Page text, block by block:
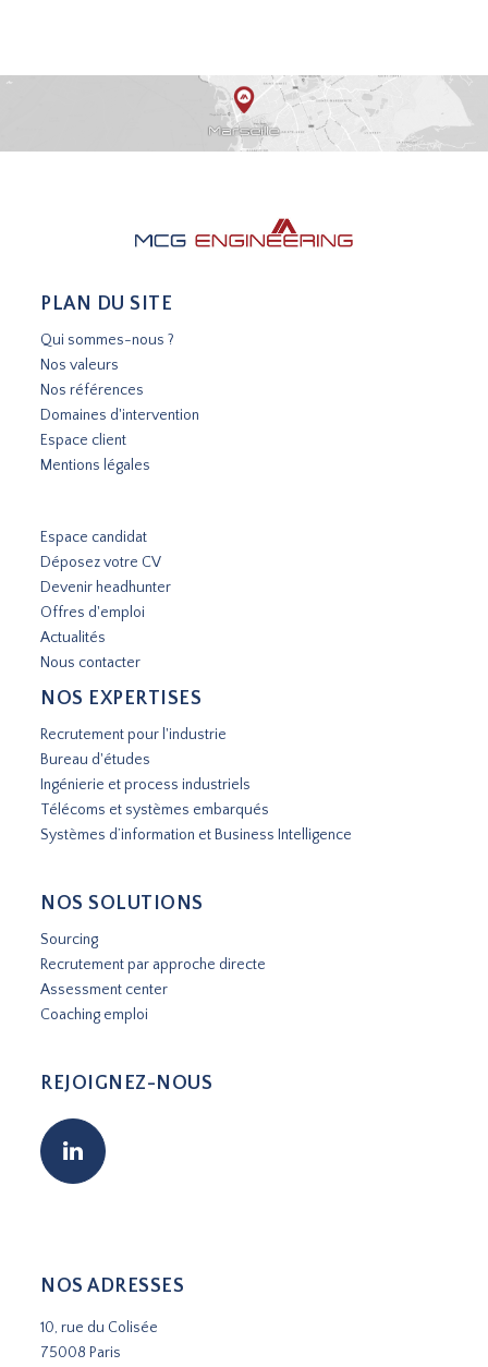
PLAN DU SITE
Qui sommes-nous ?
Nos valeurs
Nos références
Domaines d'intervention
Espace client
Mentions légales
Espace candidat
Déposez votre CV
Devenir headhunter
Offres d'emploi
Actualités
Nous contacter
NOS EXPERTISES
Recrutement pour l'industrie
Bureau d'études
Ingénierie et process industriels
Télécoms et systèmes embarqués
Systèmes d’information et Business Intelligence
NOS SOLUTIONS
Sourcing
Recrutement par approche directe
Assessment center
Coaching emploi
REJOIGNEZ-NOUS
NOS ADRESSES
10, rue du Colisée
75008 Paris